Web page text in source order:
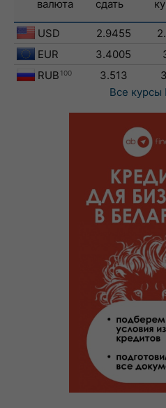
валюта сдать
USD 2.9455
EUR
3.4005
RUB 100 3.513
Все курсы